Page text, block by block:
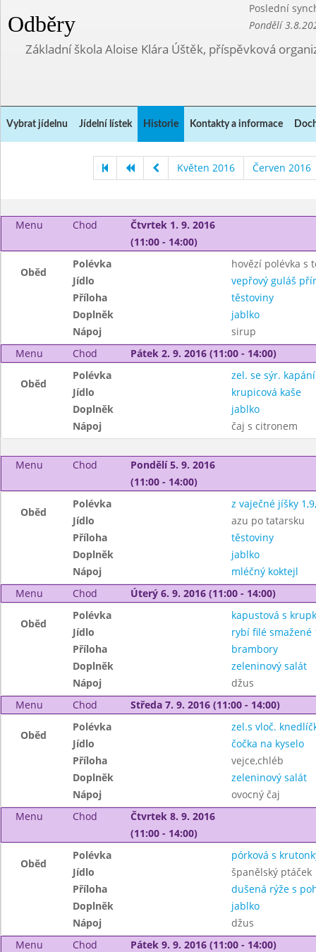
Odběry
Poslední
Pondělí
Základní škola Aloise Klára Úštěk, příspěvková
Vybrat jídelnu Jídelní lístek Historie Kontakty a informace
Květen 2016 Červen 2016
Menu Chod
Čtvrtek 1. 9. 2016
(11:00 - 14:00)
Oběd
Polévka
hovězí polévka s
Jídlo
vepřový guláš
Příloha
těstoviny
Doplněk
jablko
Nápoj
sirup
Menu
Chod Pátek 2. 9. 2016 (11:00 - 14:00)
Oběd
Polévka
zel. se sýr.
Jídlo
krupicová kaše
Doplněk
jablko
Nápoj
čaj s citronem
Menu Chod
Pondělí 5. 9. 2016
(11:00 - 14:00)
Oběd
Polévka
z vaječné jíšky
Jídlo
azu po tatarsku
Příloha
těstoviny
Doplněk
jablko
Nápoj
mléčný koktejl
Menu
Chod Úterý 6. 9. 2016 (11:00 - 14:00)
Oběd
Polévka
kapustová s
Jídlo
rybí filé smažené
Příloha
brambory
Doplněk
zeleninový salát
Nápoj
džus
Menu
Chod Středa 7. 9. 2016 (11:00 - 14:00)
Oběd
Polévka
zel.s vloč.
Jídlo
čočka na kyselo
Příloha
vejce,chléb
Doplněk
zeleninový salát
Nápoj
ovocný čaj
Menu
Chod
Čtvrtek 8. 9. 2016
(11:00 - 14:00)
Oběd
Polévka
pórková s
Jídlo
španělský ptáček
Příloha
dušená rýže s
Doplněk
jablko
Nápoj
džus
Menu
Chod Pátek 9. 9. 2016 (11:00 - 14:00)